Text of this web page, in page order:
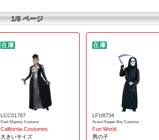
1/8 ページ
LCC01787
Dark Majesty Costume
California Costumes
大きいサイズ
LFU8734
Grave Reaper Boy Costume
Fun World
男の子